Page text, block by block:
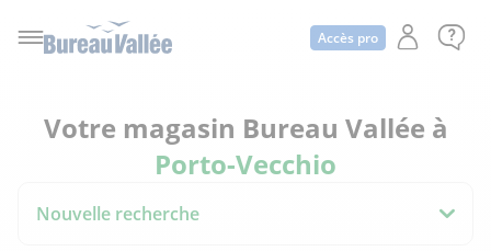
Accès pro
Votre magasin Bureau Vallée à
Porto-Vecchio
Nouvelle recherche